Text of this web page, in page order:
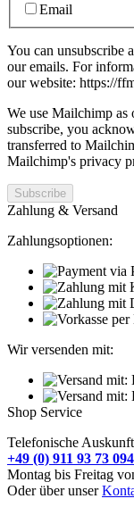
Email
You can unsubscribe
our emails. For
our website: https://
We use Mailchimp
subscribe, you
transferred to
Mailchimp's privacy
Zahlung & Versand
Zahlungsoptionen:
Wir versenden mit:
Shop Service
Telefonische
+49 (0) 911 93 73 094
Montag bis Freitag
Oder über unser